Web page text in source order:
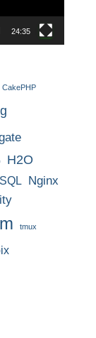
24:35
CakePHP
H2O
Nginx
tmux